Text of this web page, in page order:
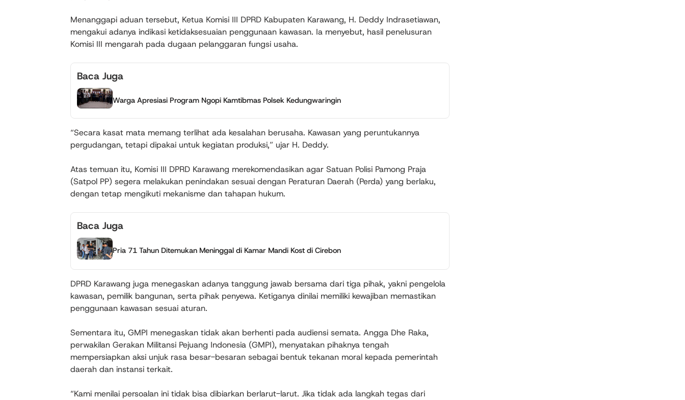
Menanggapi aduan tersebut, Ketua Komisi III DPRD Kabupaten Karawang, H. Deddy Indrasetiawan,
mengakui adanya indikasi ketidaksesuaian penggunaan kawasan. Ia menyebut, hasil penelusuran
Komisi III mengarah pada dugaan pelanggaran fungsi usaha.
Baca Juga
Warga Apresiasi Program Ngopi Kamtibmas Polsek Kedungwaringin
“Secara kasat mata memang terlihat ada kesalahan berusaha. Kawasan yang peruntukannya
pergudangan, tetapi dipakai untuk kegiatan produksi,” ujar H. Deddy.
Atas temuan itu, Komisi III DPRD Karawang merekomendasikan agar Satuan Polisi Pamong Praja
(Satpol PP) segera melakukan penindakan sesuai dengan Peraturan Daerah (Perda) yang berlaku,
dengan tetap mengikuti mekanisme dan tahapan hukum.
Baca Juga
Pria 71 Tahun Ditemukan Meninggal di Kamar Mandi Kost di Cirebon
DPRD Karawang juga menegaskan adanya tanggung jawab bersama dari tiga pihak, yakni pengelola
kawasan, pemilik bangunan, serta pihak penyewa. Ketiganya dinilai memiliki kewajiban memastikan
penggunaan kawasan sesuai aturan.
Sementara itu, GMPI menegaskan tidak akan berhenti pada audiensi semata. Angga Dhe Raka,
perwakilan Gerakan Militansi Pejuang Indonesia (GMPI), menyatakan pihaknya tengah
mempersiapkan aksi unjuk rasa besar-besaran sebagai bentuk tekanan moral kepada pemerintah
daerah dan instansi terkait.
“Kami menilai persoalan ini tidak bisa dibiarkan berlarut-larut. Jika tidak ada langkah tegas dari